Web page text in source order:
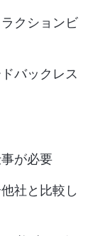
クションビ
バックレス
が必要
社と比較し